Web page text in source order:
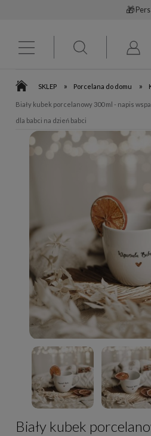
Personalizacja —
SKLEP » Porcelana do domu »
Biały kubek porcelanowy 300 ml - napis
dla babci na dzień babci
Biały kubek